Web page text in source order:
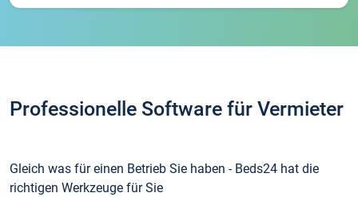
Professionelle Software für Vermieter
Gleich was für einen Betrieb Sie haben - Beds24 hat die
richtigen Werkzeuge für Sie